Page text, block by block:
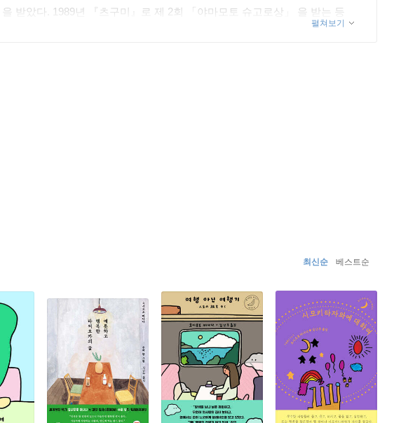
받았다. 1989년 『츠구미』로 제 2회 「야마모토 슈고로상」 을 받는 등
여자들의 일상 언어를 그대로 옮겨 놓은 듯한 문체에 순정 만화에 나오는
을 불러일으켰다. 1988년 초판을 찍은 『키친』은 지금까지 250만부가
탈리아, 노르웨이, 스페인, 네덜란드, 중국, 이스라엘, 터키, 그리스 등 전
작품이다. 『도마뱀』 역시 미국, 이탈리아, 프랑스, 그리스, 중국, 이스라
성별 불명, 국적 불명의 필명을 생각해 냈다고 하는 그는 아시아, 유럽, 미
누구라도 그녀의 세계에 쉽게 동참할 수 있다. 실제로 요시모토 바나나의
과 『암리타』는 영화로 만들어져 호평을 받기도 했다.
. 죽음이라는 거부할 수 없는 현상 앞에 사랑하는 사람을 잃은 사람들이 상
키친」, 「만월」, 「달빛 그림자」라는 세 개의 단편으로 구성되어 있는
기로 연결되어 있으며 두 주인공이 서로의 상처를 보듬는 과정을 그린다.
기억을 자연스럽게 거두어내는 두 젊은 남녀의 성장 이야기이다.
펼쳐보기
최신순 베스트순